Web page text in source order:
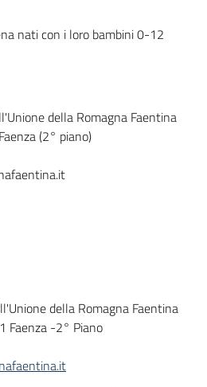
nati con i loro bambini 0-12
della Romagna Faentina
(2° piano)
della Romagna Faentina
Faenza -2° Piano